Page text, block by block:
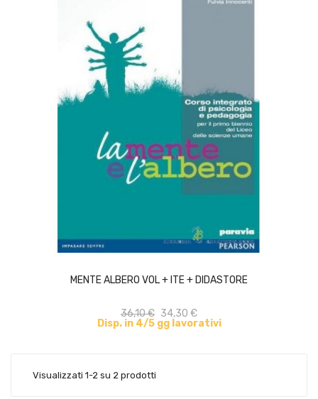
MENTE ALBERO VOL + ITE + DIDASTORE
36,10 € 34,30 €
Disp. in 4/5 gg lavorativi
Visualizzati 1-2 su 2 prodotti